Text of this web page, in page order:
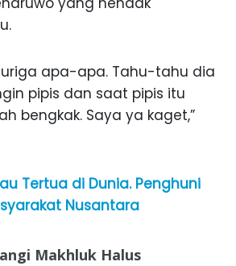
apa-apa. Tahu-tahu dia
pipis dan saat pipis itu
bengkak. Saya ya kaget,”
Tertua di Dunia. Penghuni
Nusantara
Makhluk Halus